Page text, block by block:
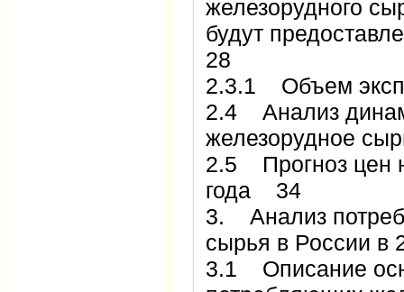
железорудного
будут
28
2.3.1 Объем
2.4 Анализ
железорудное
2.5 Прогноз цен
года 34
3. Анализ
сырья в России в
3.1 Описание